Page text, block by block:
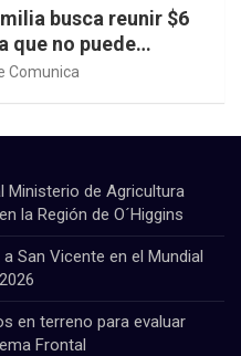
busca reunir $6
que no puede
Comunica
Ministerio de Agricultura
la Región de O´Higgins
San Vicente en el Mundial
en terreno para evaluar
Frontal